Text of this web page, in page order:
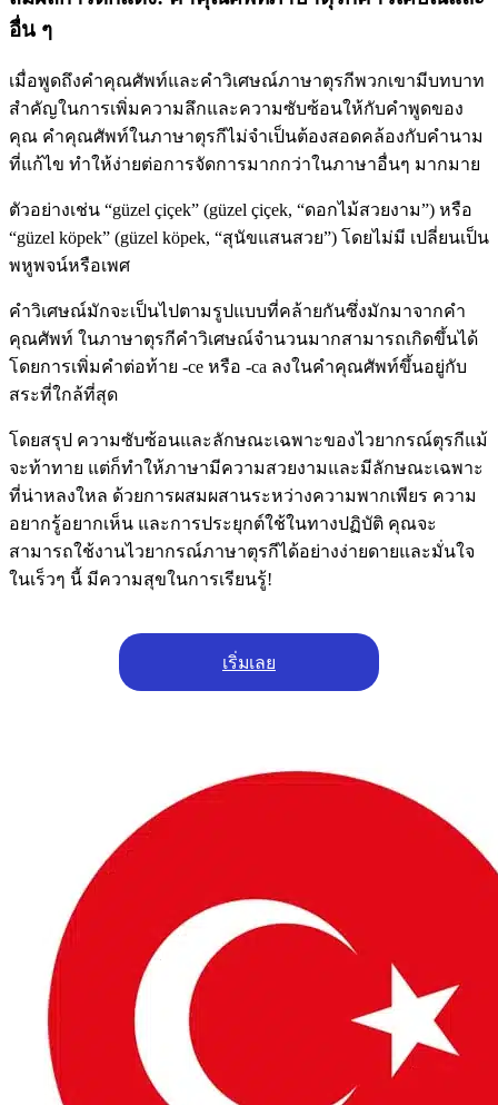
อื่น ๆ
เมื่อพูดถึงคําคุณศัพท์และคําวิเศษณ์ภาษาตุรกีพวกเขามีบทบาท
สําคัญในการเพิ่มความลึกและความซับซ้อนให้กับคําพูดของ
คุณ คำคุณศัพท์ในภาษาตุรกีไม่จำเป็นต้องสอดคล้องกับคำนาม
ที่แก้ไข ทำให้ง่ายต่อการจัดการมากกว่าในภาษาอื่นๆ มากมาย
ตัวอย่างเช่น “güzel çiçek” (güzel çiçek, “ดอกไม้สวยงาม”) หรือ
“güzel köpek” (güzel köpek, “สุนัขแสนสวย”) โดยไม่มี เปลี่ยนเป็น
พหูพจน์หรือเพศ
คําวิเศษณ์มักจะเป็นไปตามรูปแบบที่คล้ายกันซึ่งมักมาจากคํา
คุณศัพท์ ในภาษาตุรกีคําวิเศษณ์จํานวนมากสามารถเกิดขึ้นได้
โดยการเพิ่มคําต่อท้าย -ce หรือ -ca ลงในคําคุณศัพท์ขึ้นอยู่กับ
สระที่ใกล้ที่สุด
โดยสรุป ความซับซ้อนและลักษณะเฉพาะของไวยากรณ์ตุรกีแม้
จะท้าทาย แต่ก็ทำให้ภาษามีความสวยงามและมีลักษณะเฉพาะ
ที่น่าหลงใหล ด้วยการผสมผสานระหว่างความพากเพียร ความ
อยากรู้อยากเห็น และการประยุกต์ใช้ในทางปฏิบัติ คุณจะ
สามารถใช้งานไวยากรณ์ภาษาตุรกีได้อย่างง่ายดายและมั่นใจ
ในเร็วๆ นี้ มีความสุขในการเรียนรู้!
เริ่มเลย